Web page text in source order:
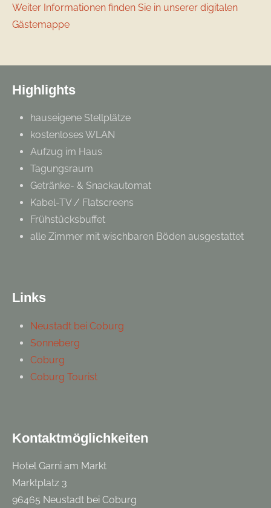
Weiter Informationen finden Sie in unserer digitalen
Gästemappe
Highlights
hauseigene Stellplätze
kostenloses WLAN
Aufzug im Haus
Tagungsraum
Getränke- & Snackautomat
Kabel-TV / Flatscreens
Frühstücksbuffet
alle Zimmer mit wischbaren Böden ausgestattet
Links
Neustadt bei Coburg
Sonneberg
Coburg
Coburg Tourist
Kontaktmöglichkeiten
Hotel Garni am Markt
Marktplatz 3
96465 Neustadt bei Coburg